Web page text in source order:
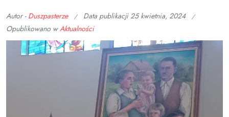
Autor - Duszpasterze Data publikacji25 kwietnia, 2024
Opublikowano wAktualności